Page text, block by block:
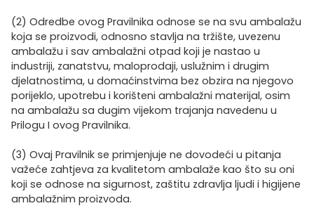
(2) Odredbe ovog Pravilnika odnose se na svu ambalažu
koja se proizvodi, odnosno stavlja na tržište, uvezenu
ambalažu i sav ambalažni otpad koji je nastao u
industriji, zanatstvu, maloprodaji, uslužnim i drugim
djelatnostima, u domaćinstvima bez obzira na njegovo
porijeklo, upotrebu i korišteni ambalažni materijal, osim
na ambalažu sa dugim vijekom trajanja navedenu u
Prilogu I ovog Pravilnika.
(3) Ovaj Pravilnik se primjenjuje ne dovodeći u pitanja
važeće zahtjeva za kvalitetom ambalaže kao što su oni
koji se odnose na sigurnost, zaštitu zdravlja ljudi i higijene
ambalažnim proizvoda.